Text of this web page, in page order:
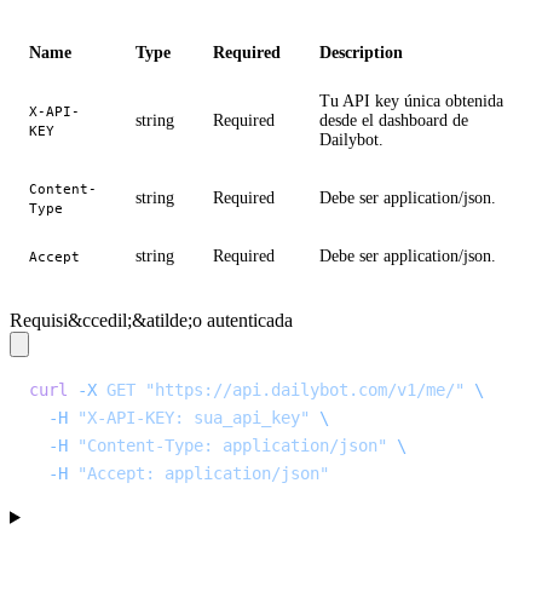
Name Type Required Description
X-API-
KEY
string Required
Tu API key única obtenida
desde el dashboard de
Dailybot.
Content-
Type
string Required Debe ser application/json.
Accept string Required Debe ser application/json.
Requisi&ccedil;&atilde;o autenticada
curl -X GET "https://api.dailybot.com/v1/me/"
\
  -H
"X-API-KEY: sua_api_key"
\
  -H
"Content-Type: application/json"
\
  -H
"Accept: application/json"